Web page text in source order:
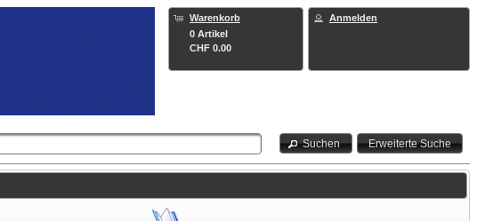
Warenkorb
0 Artikel
CHF 0.00
Anmelden
Suchen Erweiterte Suche